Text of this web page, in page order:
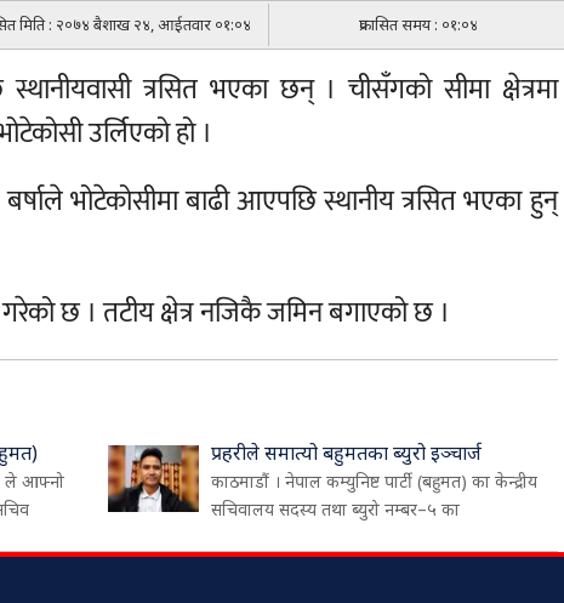
मिति : २०७४ बैशाख २४, आईतवार ०१:०४ प्रकासित समय : ०१:०४
त्रसित भएका छन् । चीसँगको सीमा क्षेत्रमा
उर्लिएको हो ।
भोटेकोसीमा बाढी आएपछि स्थानीय त्रसित भएका हुन्
छ । तटीय क्षेत्र नजिकै जमिन बगाएको छ ।
ले आफ्नो
प्रहरीले समात्यो बहुमतका ब्युरो इञ्चार्ज
काठमाडौं । नेपाल कम्युनिष्ट पार्टी (बहुमत) का केन्द्रीय
सचिवालय सदस्य तथा ब्युरो नम्बर–५ का